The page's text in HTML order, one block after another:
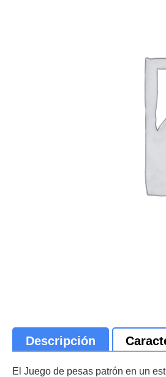
Descripción
El Juego de pesas patrón en un